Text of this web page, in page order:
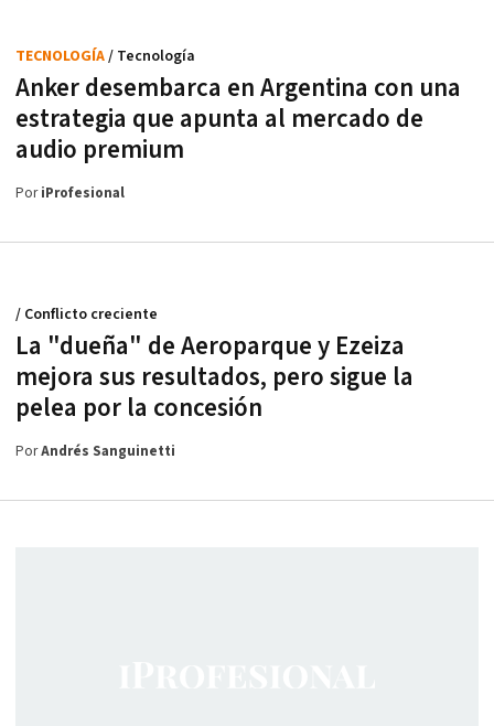
Anker desembarca en Argentina con una
estrategia que apunta al mercado de
audio premium
TECNOLOGÍA/ Tecnología
PoriProfesional
La "dueña" de Aeroparque y Ezeiza
mejora sus resultados, pero sigue la
pelea por la concesión
/ Conflicto creciente
PorAndrés Sanguinetti